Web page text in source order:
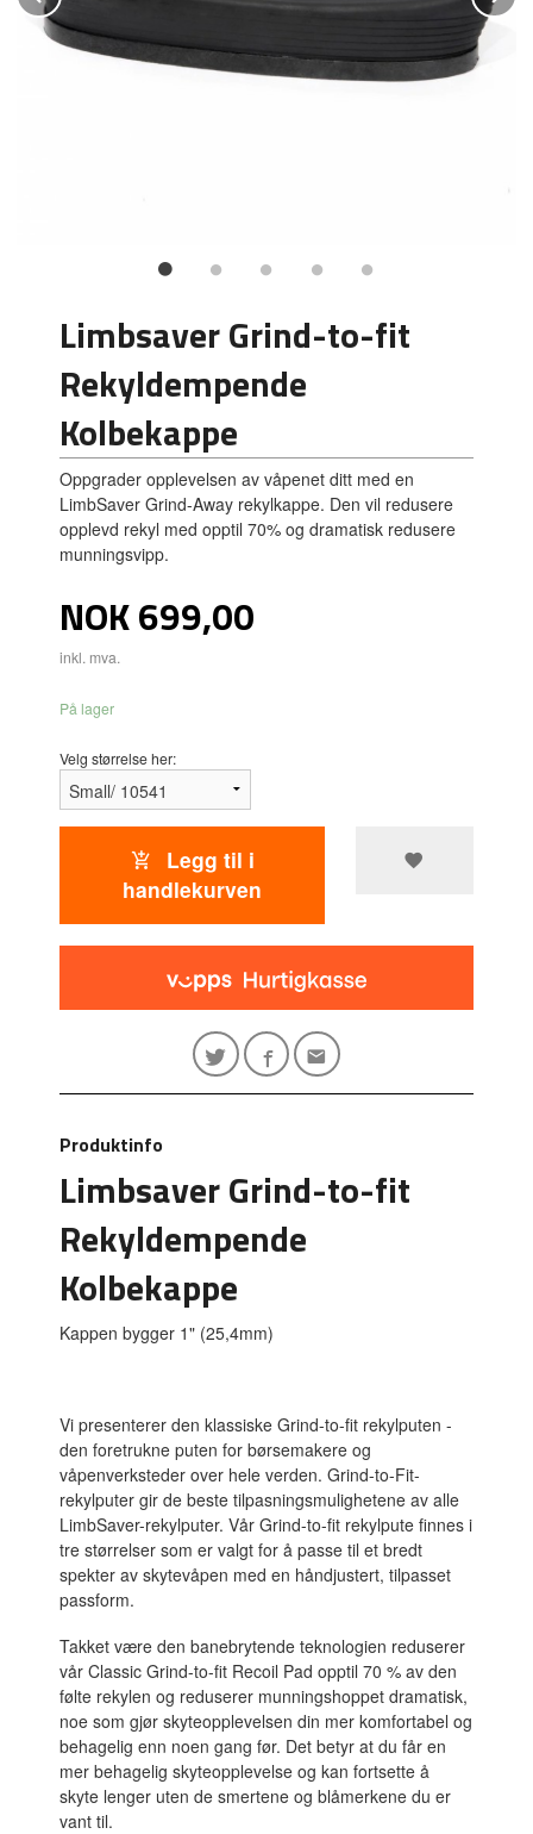
Limbsaver Grind-to-fit
Rekyldempende
Kolbekappe
Oppgrader opplevelsen av våpenet ditt med en
LimbSaver Grind-Away rekylkappe. Den vil redusere
opplevd rekyl med opptil 70% og dramatisk redusere
munningsvipp.
Pris
NOK699,00
inkl. mva.
På lager
Velg størrelse her:
Legg til i
handlekurven
Produktinfo
Limbsaver Grind-to-fit
Rekyldempende
Kolbekappe
Kappen bygger 1" (25,4mm)
Vi presenterer den klassiske Grind-to-fit rekylputen -
den foretrukne puten for børsemakere og
våpenverksteder over hele verden. Grind-to-Fit-
rekylputer gir de beste tilpasningsmulighetene av alle
LimbSaver-rekylputer. Vår Grind-to-fit rekylpute finnes i
tre størrelser som er valgt for å passe til et bredt
spekter av skytevåpen med en håndjustert, tilpasset
passform.
Takket være den banebrytende teknologien reduserer
vår Classic Grind-to-fit Recoil Pad opptil 70 % av den
følte rekylen og reduserer munningshoppet dramatisk,
noe som gjør skyteopplevelsen din mer komfortabel og
behagelig enn noen gang før. Det betyr at du får en
mer behagelig skyteopplevelse og kan fortsette å
skyte lenger uten de smertene og blåmerkene du er
vant til.